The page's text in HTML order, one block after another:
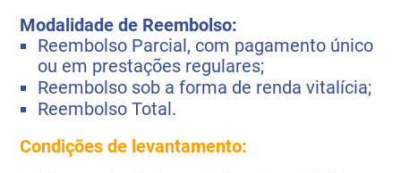
Modalidade de Reembolso:
Reembolso Parcial, com pagamento único
ou em prestações regulares;
Reembolso sob a forma de renda vitalícia;
Reembolso Total.
Condições de levantamento: